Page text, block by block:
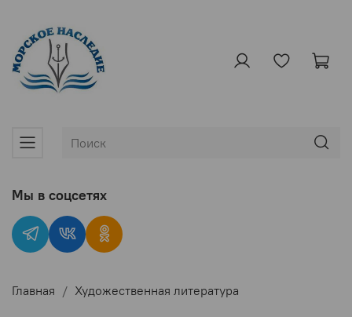
Главная Художественная литература
Мы в соцсетях